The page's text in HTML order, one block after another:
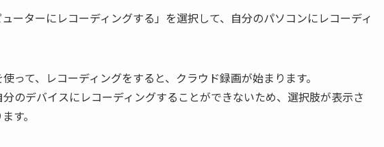
ーターにレコーディングする」を選択して、自分のパソコンにレコーディ
って、レコーディングをすると、クラウド録画が始まります。
のデバイスにレコーディングすることができないため、選択肢が表示さ
す。